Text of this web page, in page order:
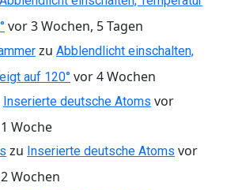
vor 3 Wochen, 5 Tagen
zu Abblendlicht einschalten,
auf 120° vor 4 Wochen
Inserierte deutsche Atoms vor
Woche
zu Inserierte deutsche Atoms vor
Wochen